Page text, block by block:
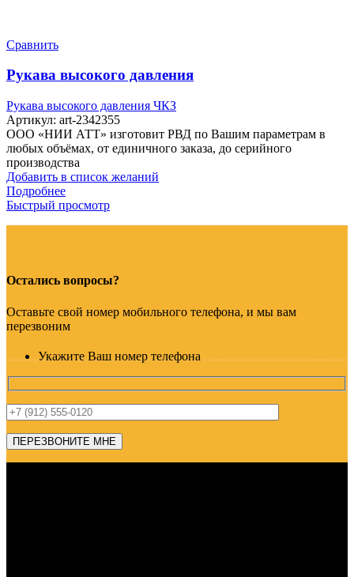
Сравнить
Рукава высокого давления
Рукава высокого давления ЧКЗ
Артикул: art-2342355
ООО «НИИ АТТ» изготовит РВД по Вашим параметрам в
любых объёмах, от единичного заказа, до серийного
производства
Добавить в список желаний
Подробнее
Быстрый просмотр
Остались вопросы?
Оставьте свой номер мобильного телефона, и мы вам
перезвоним
Укажите Ваш номер телефона